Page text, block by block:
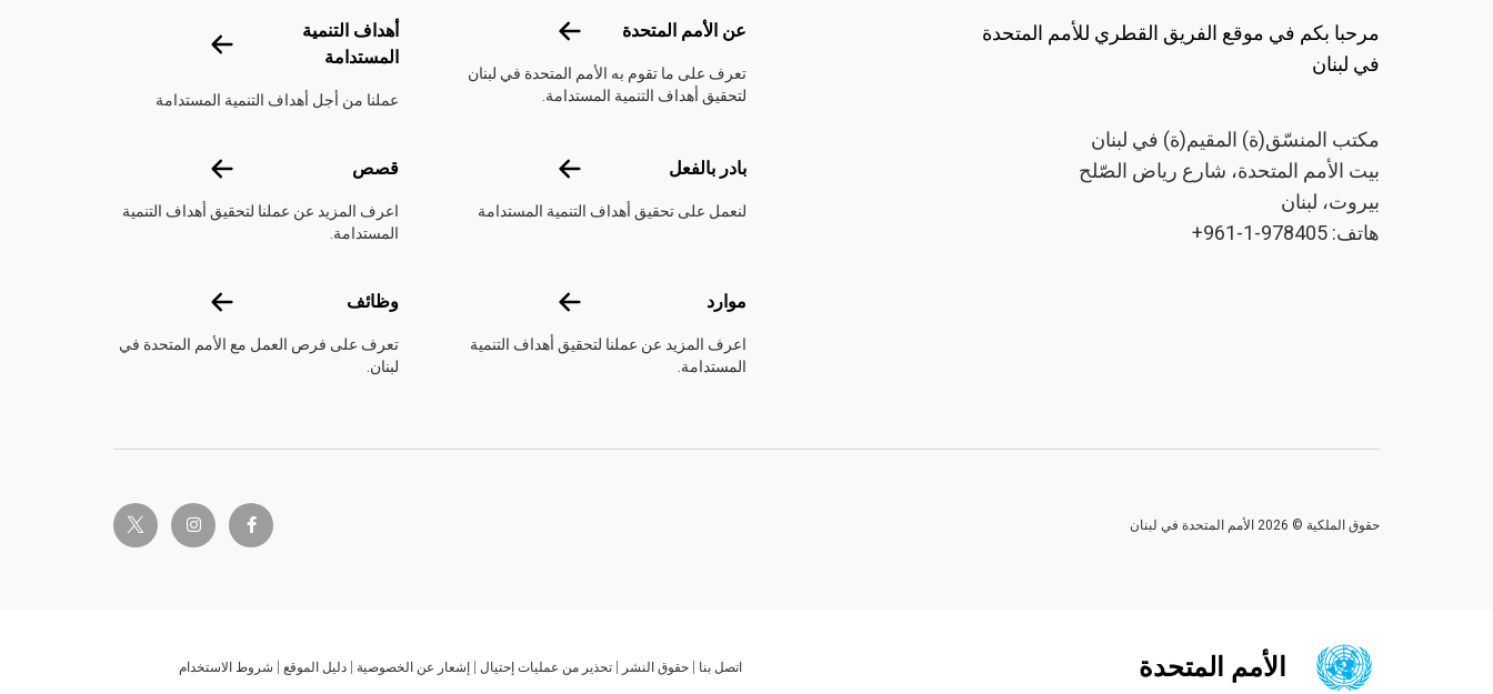
مرحبا بكم في موقع الفريق القطري للأمم المتحدة
في لبنان
مكتب المنسّق(ة) المقيم(ة) في لبنان
بيت الأمم المتحدة، شارع رياض الصّلح
بيروت، لبنان
هاتف: 978405-1-961+
عن الأمم المتحدة عن الأمم المتحدة
تعرف على ما تقوم به الأمم المتحدة في لبنان
لتحقيق أهداف التنمية المستدامة.
أهداف التنمية
المستدامة
أهداف التنمية المستدامة
عملنا من أجل أهداف التنمية المستدامة
بادر بالفعل بادر بالفعل
لنعمل على تحقيق أهداف التنمية المستدامة
قصص قصص
اعرف المزيد عن عملنا لتحقيق أهداف التنمية
المستدامة.
موارد موارد
اعرف المزيد عن عملنا لتحقيق أهداف التنمية
المستدامة.
وظائف وظائف
تعرف على فرص العمل مع الأمم المتحدة في
لبنان.
facebook-f
instagram
twitter-x حقوق الملكية © 2026 الأمم المتحدة في لبنان
الأمم المتحدة Global U.N. menu
اتصل بنا حقوق النشر تحذير من عمليات إحتيال إشعار عن الخصوصية دليل الموقع شروط الاستخدام